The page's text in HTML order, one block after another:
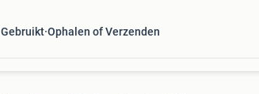
Gebruikt Ophalen of Verzenden